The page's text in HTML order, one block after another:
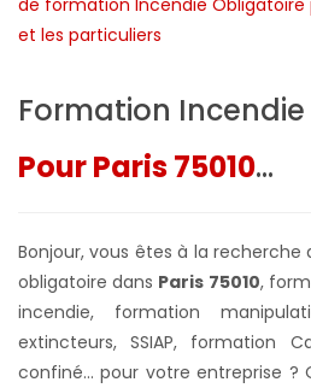
Formation
Pour Paris 75010...
Bonjour, vous êtes à la
obligatoire dans Paris 75010,
incendie, formation
extincteurs, SSIAP, formation
confiné... pour votre entreprise ?